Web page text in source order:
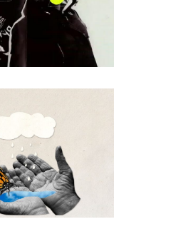
SEXUALS
Encàrrec
DEFENSORAS
·Documental